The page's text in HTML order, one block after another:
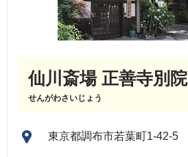
仙川斎場 正善寺別院
せんがわさいじょう
東京都調布市若葉町1-42-5